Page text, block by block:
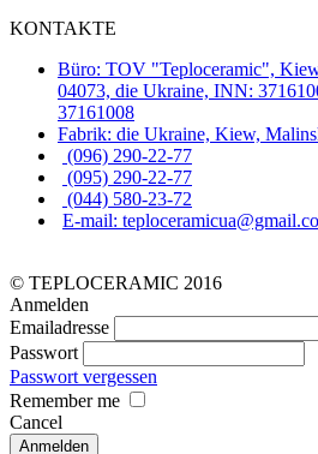
KONTAKTE
Büro: TOV "Teploceramic",
04073, die Ukraine, INN:
37161008
Fabrik: die Ukraine, Kiew,
(096) 290-22-77
(095) 290-22-77
(044) 580-23-72
E-mail:
© TEPLOCERAMIC 2016
Anmelden
Emailadresse
Passwort
Passwort vergessen
Remember me
Cancel